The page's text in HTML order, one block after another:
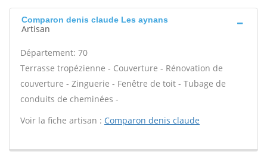
Comparon denis claude Les aynans
Artisan
Département: 70
Terrasse tropézienne - Couverture - Rénovation de
couverture - Zinguerie - Fenêtre de toit - Tubage de
conduits de cheminées -
Voir la fiche artisan : Comparon denis claude